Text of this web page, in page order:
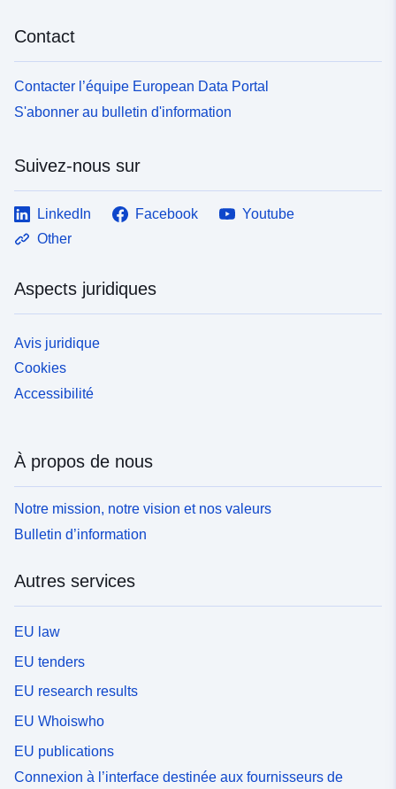
Contact
Contacter l’équipe European Data Portal
S'abonner au bulletin d'information
Suivez-nous sur
LinkedIn Facebook
Youtube
Other
Aspects juridiques
Avis juridique
Cookies
Accessibilité
À propos de nous
Notre mission, notre vision et nos valeurs
Bulletin d’information
Autres services
EU law
EU tenders
EU research results
EU Whoiswho
EU publications
Connexion à l’interface destinée aux fournisseurs de